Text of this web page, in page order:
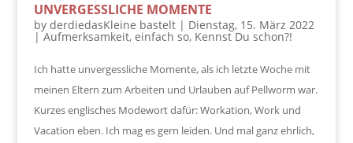
UNVERGESSLICHE MOMENTE
by derdiedasKleine bastelt| Dienstag, 15. März 2022
| Aufmerksamkeit, einfach so, Kennst Du schon?!
Ich hatte unvergessliche Momente, als ich letzte Woche mit
meinen Eltern zum Arbeiten und Urlauben auf Pellworm war.
Kurzes englisches Modewort dafür: Workation, Work und
Vacation eben. Ich mag es gern leiden. Und mal ganz ehrlich,